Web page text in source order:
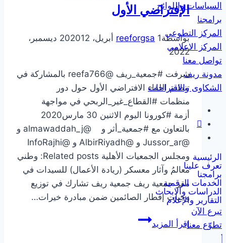
السياسات واللوائح
برامجنا
المركز التطوعي
المركز الاعلامي
تواصل معنا
مدونة ريف
الشكاوى والاقتراحات
الرئيسية
تعرف علينا
برامجنا
الخدمات الرقمية
الدراسات والابحاث
التقارير والإعلام
تبرع الآن
تطوّع معنا
الإفتراضي الأول
بواسطة reeforgsa 1 أبريل، 2020
12 ديسمبر،
2022
شرفت #جمعية_ريف @reefa766 بالمشاركة في
تنظيم اللقاء الافتراضي الأول حول دور
منظمات #القطاع_غير_الربحي في مواجهة
أزمة #كورونا اليوم الاثنين 30 مارس2020
بالتعاون مع #جمعية_أثر و @almawaddah_j و
@Jussor_ar و @AlbirRiyadh و @InfoRajhi
ومجلس الجمعيات الأهلية Related posts: وطني
معالمُ وآثار معسكر (ريادة الأعمال) للسيدات في
مقر جمعية ريف جمعية ريف تشارك في توزيع
وجبات إفطار الصائمين ضمن مبادرة خيرات…
إقرأ المزيدالمشاركة